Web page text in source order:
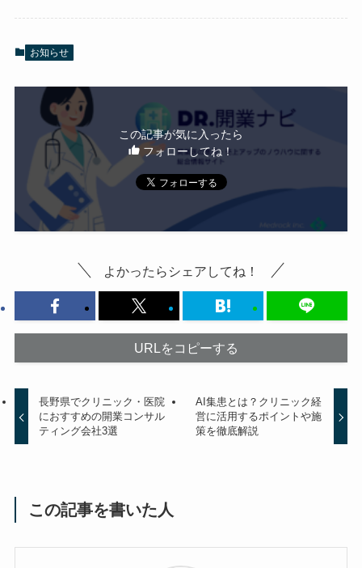
お知らせ
この記事が気に入ったら
フォローしてね！
よかったらシェアしてね！
URLをコピーする
長野県でクリニック・医院
におすすめの開業コンサル
ティング会社3選
AI集患とは？クリニック経
営に活用するポイントや施
策を徹底解説
この記事を書いた人